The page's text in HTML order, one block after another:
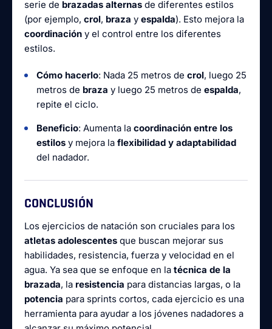
serie de brazadas alternas de diferentes estilos
(por ejemplo, crol, braza y espalda). Esto mejora la
coordinación y el control entre los diferentes
estilos.
Cómo hacerlo: Nada 25 metros de crol, luego 25
metros de braza y luego 25 metros de espalda,
repite el ciclo.
Beneficio: Aumenta la coordinación entre los
estilos y mejora la flexibilidad y adaptabilidad
del nadador.
CONCLUSIÓN
Los ejercicios de natación son cruciales para los
atletas adolescentes que buscan mejorar sus
habilidades, resistencia, fuerza y velocidad en el
agua. Ya sea que se enfoque en la técnica de la
brazada, la resistencia para distancias largas, o la
potencia para sprints cortos, cada ejercicio es una
herramienta para ayudar a los jóvenes nadadores a